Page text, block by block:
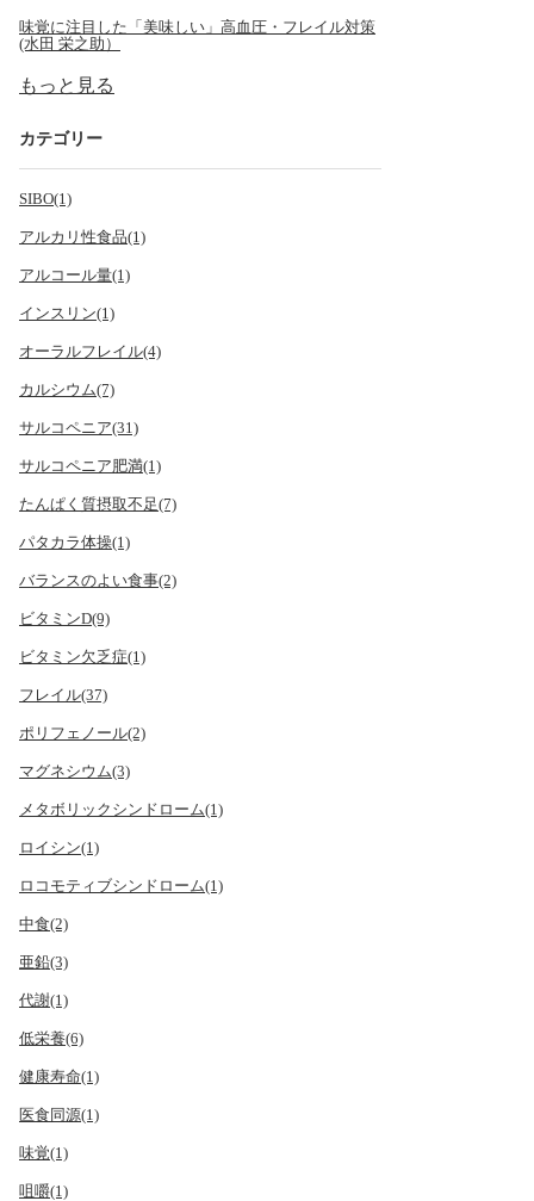
味覚に注目した「美味しい」高血圧・フレイル対策
(水田 栄之助）
もっと見る
カテゴリー
SIBO(1)
アルカリ性食品(1)
アルコール量(1)
インスリン(1)
オーラルフレイル(4)
カルシウム(7)
サルコペニア(31)
サルコペニア肥満(1)
たんぱく質摂取不足(7)
パタカラ体操(1)
バランスのよい食事(2)
ビタミンD(9)
ビタミン欠乏症(1)
フレイル(37)
ポリフェノール(2)
マグネシウム(3)
メタボリックシンドローム(1)
ロイシン(1)
ロコモティブシンドローム(1)
中食(2)
亜鉛(3)
代謝(1)
低栄養(6)
健康寿命(1)
医食同源(1)
味覚(1)
咀嚼(1)